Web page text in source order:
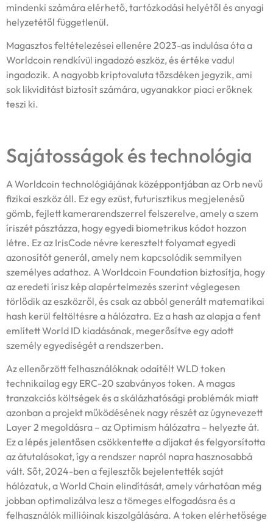
mindenki számára elérhető, tartózkodási helyétől és anyagi
helyzetétől függetlenül.
Magasztos feltételezései ellenére 2023-as indulása óta a
Worldcoin rendkívül ingadozó eszköz, és értéke vadul
ingadozik. A nagyobb kriptovaluta tőzsdéken jegyzik, ami
sok likviditást biztosít számára, ugyanakkor piaci erőknek
teszi ki.
Sajátosságok és technológia
A Worldcoin technológiájának középpontjában az Orb nevű
fizikai eszköz áll. Ez egy ezüst, futurisztikus megjelenésű
gömb, fejlett kamerarendszerrel felszerelve, amely a szem
íriszét pásztázza, hogy egyedi biometrikus kódot hozzon
létre. Ez az IrisCode névre keresztelt folyamat egyedi
azonosítót generál, amely nem kapcsolódik semmilyen
személyes adathoz. A Worldcoin Foundation biztosítja, hogy
az eredeti írisz kép alapértelmezés szerint véglegesen
törlődik az eszközről, és csak az abból generált matematikai
hash kerül feltöltésre a hálózatra. Ez a hash az alapja a fent
említett World ID kiadásának, megerősítve egy adott
személy egyediségét a rendszerben.
Az ellenőrzött felhasználóknak odaítélt WLD token
technikailag egy ERC-20 szabványos token. A magas
tranzakciós költségek és a skálázhatósági problémák miatt
azonban a projekt működésének nagy részét az úgynevezett
Layer 2 megoldásra – az Optimism hálózatra – helyezte át.
Ez a lépés jelentősen csökkentette a díjakat és felgyorsította
az átutalásokat, így a rendszer napról napra hasznosabbá
vált. Sőt, 2024-ben a fejlesztők bejelentették saját
hálózatuk, a World Chain elindítását, amely várhatóan még
jobban optimalizálva lesz a tömeges elfogadásra és a
felhasználók millióinak kiszolgálására. A token elérhetősége